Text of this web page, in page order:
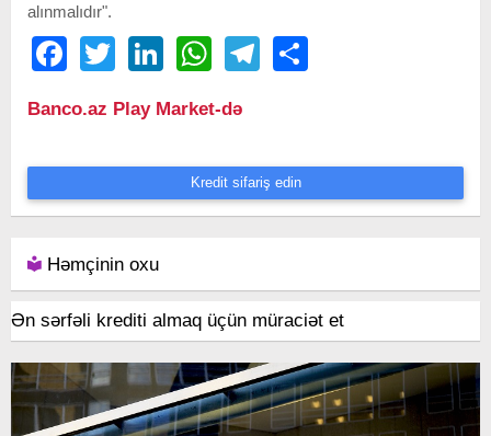
alınmalıdır".
FacebookTwitter LinkedIn WhatsAppTelegram
Banco.az Play Market-də
Kredit sifariş edin
Həmçinin oxu
Ən sərfəli krediti almaq üçün müraciət et